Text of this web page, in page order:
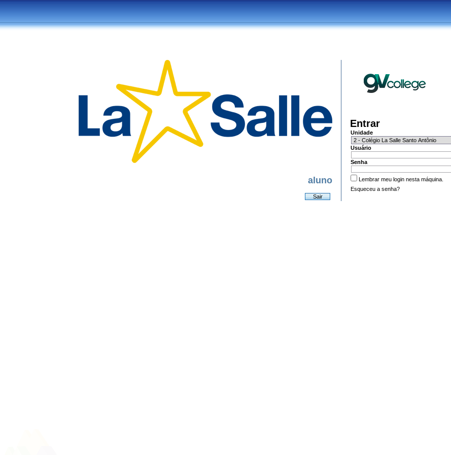
aluno
Entrar
Unidade
Usuário
Senha
Lembrar meu login nesta máquina.
Esqueceu a senha?